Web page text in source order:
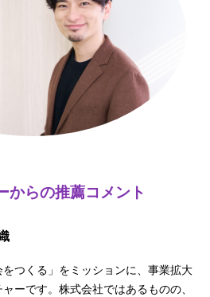
からの推薦コメント
をつくる」をミッションに、事業拡大
ーです。株式会社ではあるものの、